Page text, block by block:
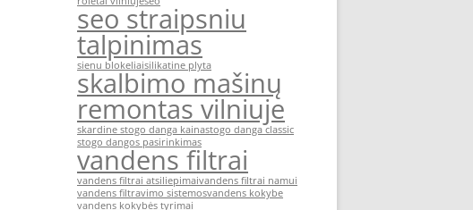
seo straipsniu
talpinimas
sienu blokeliaisilikatine plyta
skalbimo mašinų
remontas vilniuje
skardine stogo danga kainastogo danga classic
stogo dangos pasirinkimas
vandens filtrai
vandens filtrai atsiliepimaivandens filtrai namui
vandens filtravimo sistemosvandens kokybe
vandens kokybės tyrimai